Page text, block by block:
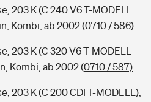
203 K (C 240 V6 T-MODELL
Kombi, ab 2002(0710 / 586)
203 K (C 320 V6 T-MODELL
Kombi, ab 2002(0710 / 587)
203 K (C 200 CDI T-MODELL),